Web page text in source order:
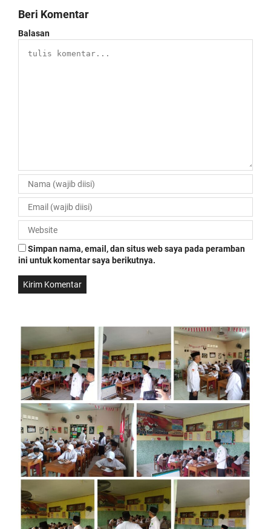
Beri Komentar
Balasan
Simpan nama, email, dan situs web saya pada peramban
ini untuk komentar saya berikutnya.